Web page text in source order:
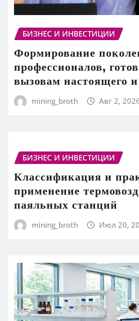
БИЗНЕС И ИНВЕСТИЦИИ
Формирование
профессионалов,
вызовам настоящего
mining_broth Авг 2,
БИЗНЕС И ИНВЕСТИЦИИ
Классификация и
применение
паяльных станций
mining_broth Июл 20,